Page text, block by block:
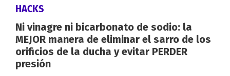
HACKS
Ni vinagre ni bicarbonato de sodio: la
MEJOR manera de eliminar el sarro de los
orificios de la ducha y evitar PERDER
presión